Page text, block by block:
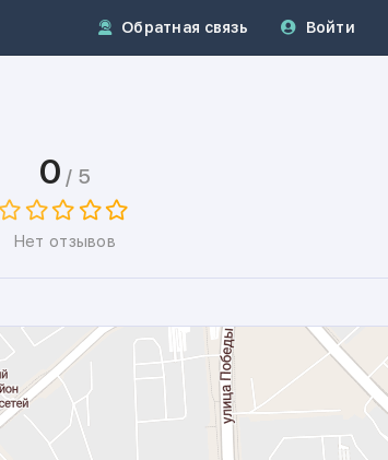
Обратная связь Войти
0 / 5
Нет отзывов